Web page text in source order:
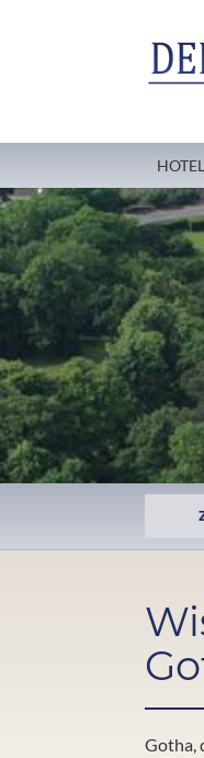
HOTEL
Gotha,